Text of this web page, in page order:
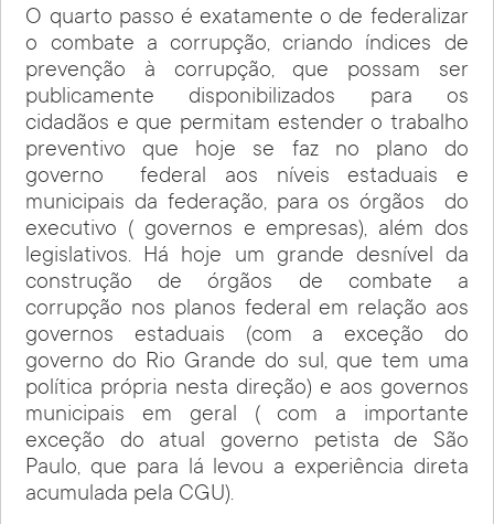
O quarto passo é exatamente o de federalizar
o combate a corrupção, criando índices de
prevenção à corrupção, que possam ser
publicamente disponibilizados para os
cidadãos e que permitam estender o trabalho
preventivo que hoje se faz no plano do
governo federal aos níveis estaduais e
municipais da federação, para os órgãos do
executivo ( governos e empresas), além dos
legislativos. Há hoje um grande desnível da
construção de órgãos de combate a
corrupção nos planos federal em relação aos
governos estaduais (com a exceção do
governo do Rio Grande do sul, que tem uma
política própria nesta direção) e aos governos
municipais em geral ( com a importante
exceção do atual governo petista de São
Paulo, que para lá levou a experiência direta
acumulada pela CGU).